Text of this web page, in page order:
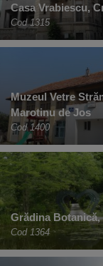
Casa Vrabiescu,
Cod 1315
Muzeul Vetre
Marotinu de Jos
Cod 1400
Grădina Botanică,
Cod 1364